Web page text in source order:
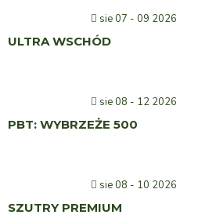
sie 07 - 09 2026
ULTRA WSCHÓD
sie 08 - 12 2026
PBT: WYBRZEŻE 500
sie 08 - 10 2026
SZUTRY PREMIUM